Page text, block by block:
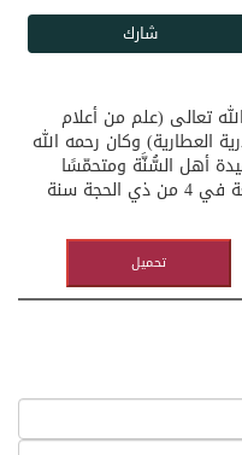
تعالى (علم من أعلام
العطارية) وكان رحمه الله
أهل السُّنَّة ومتحمّسًا
بحبِّه لِلَّه ورسوله ﷺ، توفي يوم الجمعة في 4 من ذي الحجة سنة
تحميل